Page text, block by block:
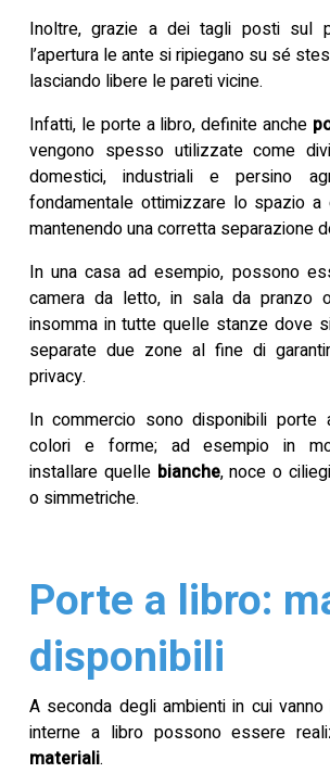
Inoltre, grazie a dei tagli posti sul
l’apertura le ante si ripiegano su sé
lasciando libere le pareti vicine.
Infatti, le porte a libro, definite anche
vengono spesso utilizzate come
domestici, industriali e persino
fondamentale ottimizzare lo spazio a
mantenendo una corretta separazione
In una casa ad esempio, possono
camera da letto, in sala da pranzo
insomma in tutte quelle stanze dove
separate due zone al fine di
privacy.
In commercio sono disponibili porte
colori e forme; ad esempio in
installare quellebianche, noce o
o simmetriche.
Porte a libro:
disponibili
A seconda degli ambienti in cui
interne a libro possono essere
materiali.